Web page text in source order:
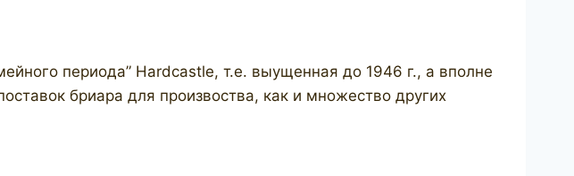
периода” Hardcastle, т.е. выущенная до 1946 г., а вполне
бриара для произвоства, как и множество других